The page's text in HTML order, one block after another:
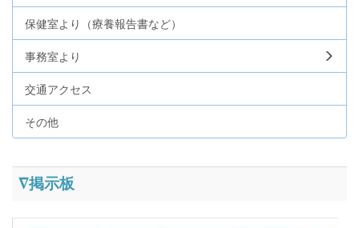
保健室より（療養報告書など）
事務室より
交通アクセス
その他
∇掲示板